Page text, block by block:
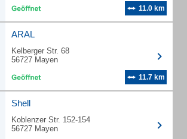
11.0 km
ARAL
Kelberger Str. 68
56727 Mayen
11.7 km
Shell
Koblenzer Str. 152-154
56727 Mayen